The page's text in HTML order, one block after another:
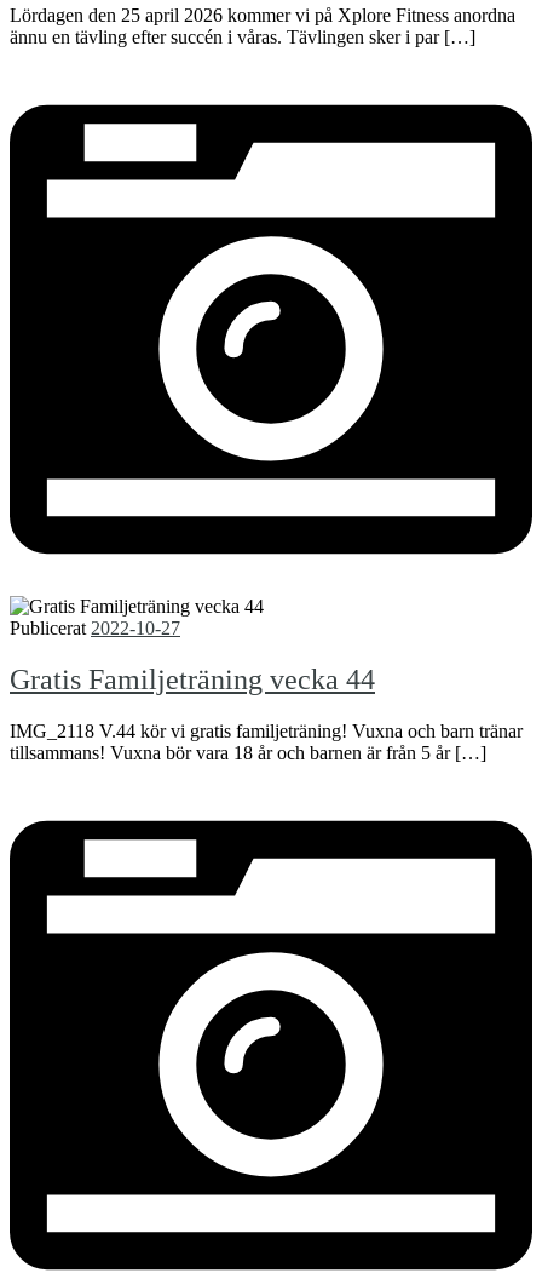
Lördagen den 25 april 2026 kommer vi på Xplore Fitness anordna
ännu en tävling efter succén i våras. Tävlingen sker i par […]
Publicerat 2022-10-27
Gratis Familjeträning vecka 44
IMG_2118 V.44 kör vi gratis familjeträning! Vuxna och barn tränar
tillsammans! Vuxna bör vara 18 år och barnen är från 5 år […]